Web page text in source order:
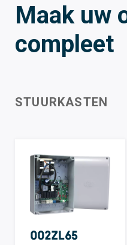
Maak uw
compleet
STUURKASTEN
002ZL65